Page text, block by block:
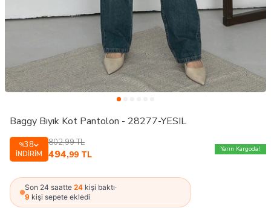
Baggy Bıyık Kot Pantolon - 28277-YESIL
%38
İNDIRIM
802,99TL
494,99 TL
Yarın Kargoda!
Son 24 saatte 24 kişi baktı·
9 kişi sepete ekledi